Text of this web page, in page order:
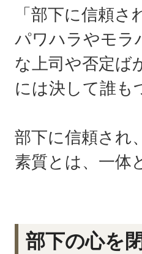
「部下に信頼さ
パワハラやモラ
な上司や否定ば
には決して誰も
部下に信頼され
素質とは、一体
部下の心を